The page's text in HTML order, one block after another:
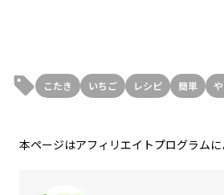
こたき いちご レシピ 簡単
本ページはアフィリエイトプログラム